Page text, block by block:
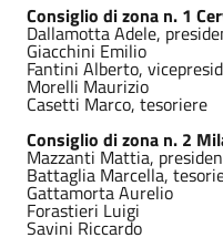
Consiglio di zona n. 1
Dallamotta Adele,
Giacchini Emilio
Fantini Alberto,
Morelli Maurizio
Casetti Marco, tesoriere
Consiglio di zona n. 2
Mazzanti Mattia,
Battaglia Marcella,
Gattamorta Aurelio
Forastieri Luigi
Savini Riccardo